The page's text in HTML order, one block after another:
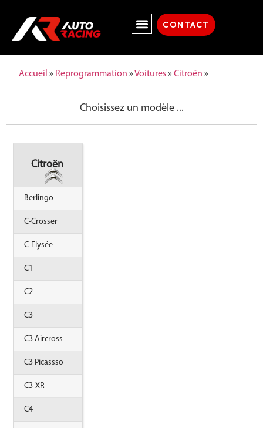
CONTACT
Accueil » Reprogrammation »Voitures» Citroën »
Choisissez un modèle ...
Citroën
Berlingo
C-Crosser
C-Elysée
C1
C2
C3
C3 Aircross
C3 Picassso
C3-XR
C4